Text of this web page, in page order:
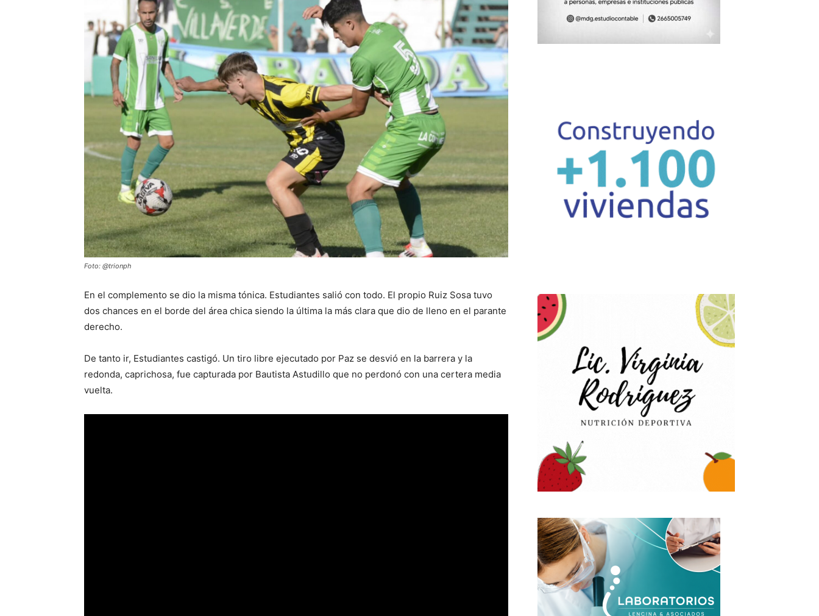
Foto: @trionph
En el complemento se dio la misma tónica. Estudiantes salió con todo. El propio Ruiz Sosa tuvo
dos chances en el borde del área chica siendo la última la más clara que dio de lleno en el parante
derecho.
De tanto ir, Estudiantes castigó. Un tiro libre ejecutado por Paz se desvió en la barrera y la
redonda, caprichosa, fue capturada por Bautista Astudillo que no perdonó con una certera media
vuelta.